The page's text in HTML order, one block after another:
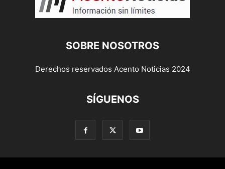
SOBRE NOSOTROS
Derechos reservados Acento Noticias 2024
SÍGUENOS